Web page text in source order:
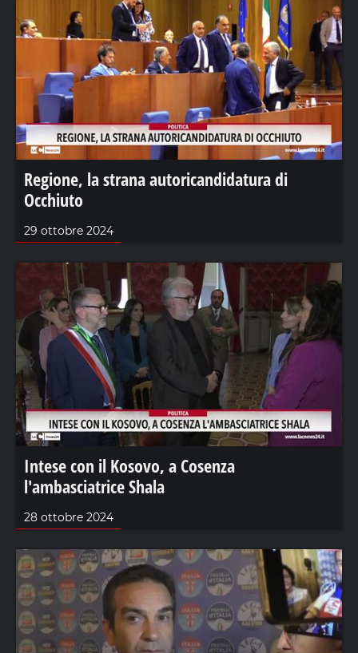
Regione, la strana autoricandidatura di
Occhiuto
29 ottobre 2024
Intese con il Kosovo, a Cosenza
l'ambasciatrice Shala
28 ottobre 2024